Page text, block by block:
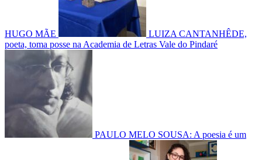
HUGO MÃE
LUIZA CANTANHÊDE,
poeta, toma posse na Academia de Letras Vale do Pindaré
PAULO MELO SOUSA: A poesia é um